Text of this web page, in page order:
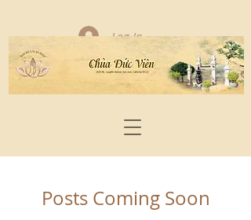
Log In
Posts Coming Soon